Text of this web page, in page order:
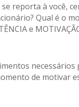
reporta à você,
Qual é o
e
de motivar